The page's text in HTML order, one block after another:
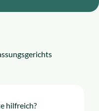
hilfreich?